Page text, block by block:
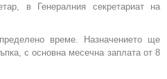
в Генералния секретариат на
време. Назначението ще
с основна месечна заплата от 8